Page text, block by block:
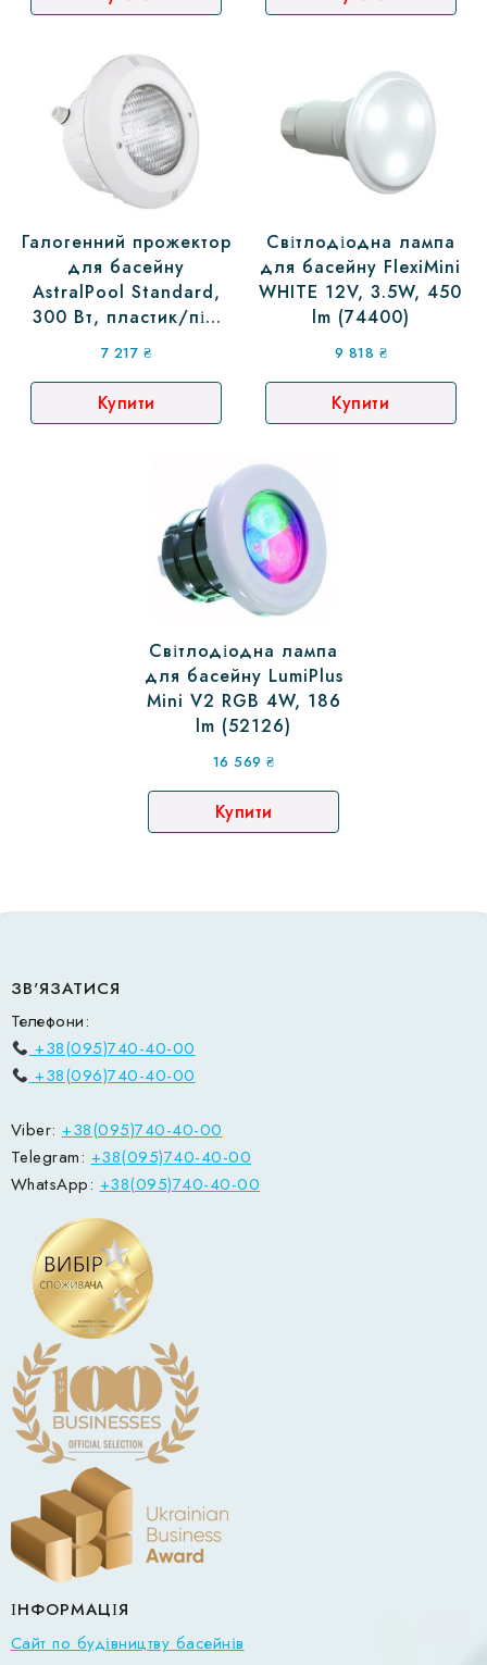
Галогенний прожектор
для басейну
AstralPool Standard,
300 Вт, пластик/під
плівку (07856)
7 217 ₴
Купити
Світлодіодна лампа
для басейну FlexiMini
WHITE 12V, 3.5W, 450
lm (74400)
9 818 ₴
Купити
Світлодіодна лампа
для басейну LumiPlus
Mini V2 RGB 4W, 186
lm (52126)
16 569 ₴
Купити
ЗВ'ЯЗАТИСЯ
Телефони:
+38(095)740-40-00
+38(096)740-40-00
Viber: +38(095)740-40-00
Telegram: +38(095)740-40-00
WhatsApp: +38(095)740-40-00
ІНФОРМАЦІЯ
Сайт по будівництву басейнів